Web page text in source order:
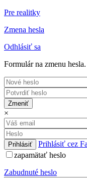
Pre realitky
Zmena hesla
Odhlásiť sa
Formulár na zmenu hesla.
Zmeniť
×
Prihlásiť cez
zapamätať heslo
Zabudnuté heslo